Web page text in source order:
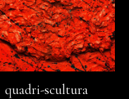
quadri-scultura